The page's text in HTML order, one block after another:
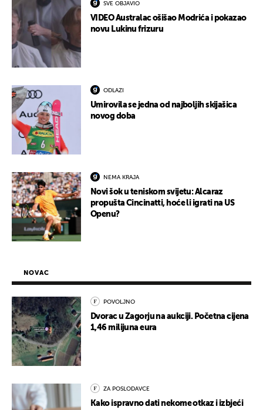
SVE OBJAVIO
VIDEO Australac ošišao Modrića i pokazao
novu Lukinu frizuru
ODLAZI
Umirovila se jedna od najboljih skijašica
novog doba
NEMA KRAJA
Novi šok u teniskom svijetu: Alcaraz
propušta Cincinatti, hoće li igrati na US
Openu?
NOVAC
POVOLJNO
Dvorac u Zagorju na aukciji. Početna cijena
1,46 milijuna eura
ZA POSLODAVCE
Kako ispravno dati nekome otkaz i izbjeći